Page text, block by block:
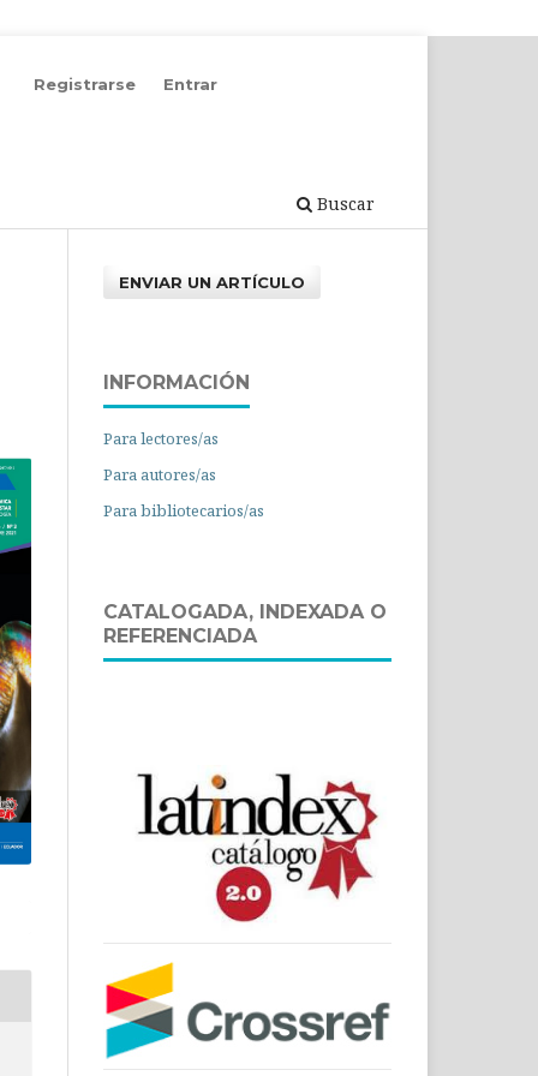
Buscar
Registrarse Entrar
ENVIAR UN ARTÍCULO
INFORMACIÓN
Para lectores/as
Para autores/as
Para bibliotecarios/as
CATALOGADA, INDEXADA O
REFERENCIADA